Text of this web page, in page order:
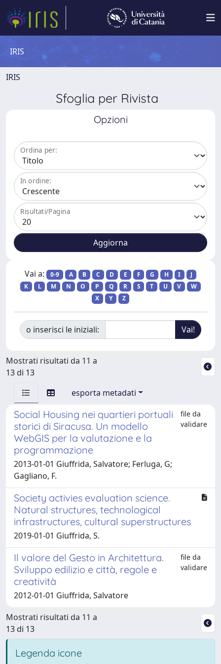
IRIS
IRIS
Sfoglia per Rivista
Opzioni
Ordina per:
In ordine:
Risultati/Pagina
Vai a: 0-9 A B C D E F G H I
J
K
L M N O P Q R S T U V
W
X
Y Z
o inserisci le iniziali:
Mostrati risultati da 11 a
13 di 13
esporta metadati
Social Housing nei quartieri portuali
storici di Siracusa. Un modello
WebGIS per la valutazione e la
programmazione
file da
validare
2013-01-01 Giuffrida, Salvatore; Ferluga, G;
Gagliano, F.
Society activies evaluation science.
Natural structures, technological
infrastructures, cultural superstructures
2019-01-01 Giuffrida, S.
Il valore del Gesto in Architettura.
Sviluppo edilizio e città, regole e
creatività
file da
validare
2012-01-01 Giuffrida, Salvatore
Mostrati risultati da 11 a
13 di 13
Legenda icone